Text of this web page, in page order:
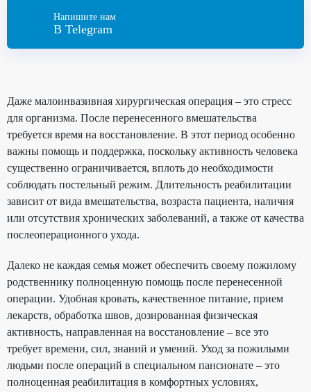
Напишите нам
В Telegram
Даже малоинвазивная хирургическая операция – это стресс
для организма. После перенесенного вмешательства
требуется время на восстановление. В этот период особенно
важны помощь и поддержка, поскольку активность человека
существенно ограничивается, вплоть до необходимости
соблюдать постельный режим. Длительность реабилитации
зависит от вида вмешательства, возраста пациента, наличия
или отсутствия хронических заболеваний, а также от качества
послеоперационного ухода.
Далеко не каждая семья может обеспечить своему пожилому
родственнику полноценную помощь после перенесенной
операции. Удобная кровать, качественное питание, прием
лекарств, обработка швов, дозированная физическая
активность, направленная на восстановление – все это
требует времени, сил, знаний и умений. Уход за пожилыми
людьми после операций в специальном пансионате – это
полноценная реабилитация в комфортных условиях,